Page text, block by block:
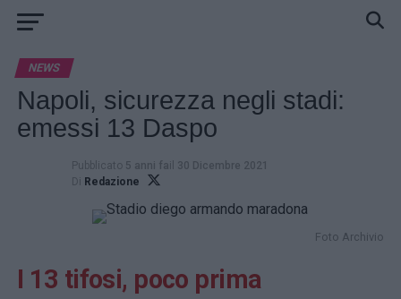
NEWS
Napoli, sicurezza negli stadi:
emessi 13 Daspo
Pubblicato 5 anni fail 30 Dicembre 2021
Di Redazione
Foto Archivio
I 13 tifosi, poco prima